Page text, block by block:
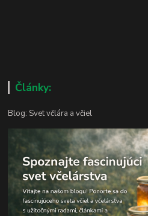
Články:
Blog: Svet včlára a včiel